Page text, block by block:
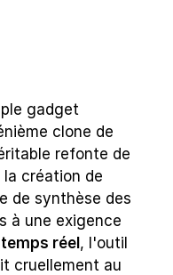
gadget
clone de
refonte de
création de
de synthèse des
à une exigence
réel, l'outil
cruellement au